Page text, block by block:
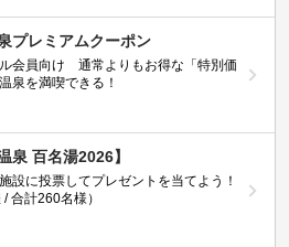
プレミアムクーポン
会員向け 通常よりもお得な「特別価
泉を満喫できる！
泉 百名湯2026】
設に投票してプレゼントを当てよう！
/ 合計260名様）